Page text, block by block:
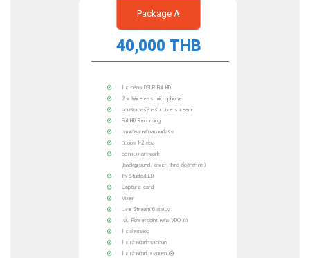
1 x กล้อง DSLR Full HD
2 x Wireless microphone
คอมพิวเตอร์สำหรับ Live stream
Full HD Recording
ฉากเขียว หรือสถานที่จริง
ตัดช่อง 1-2 ช่อง
ออกแบบ artwork
(background, lower third ชื่อวิทยากร)
ไฟ Studio/LED
Capture card
Mixer
Live Stream 6 ชั่วโมง
เพิ่ม Powerpoint หรือ VDO ได้
1 x ช่างกล้อง
1 x เจ้าหน้าที่ทางเทคนิค
1 x เจ้าหน้าที่ประสานงาน
Package A
40,000 THB